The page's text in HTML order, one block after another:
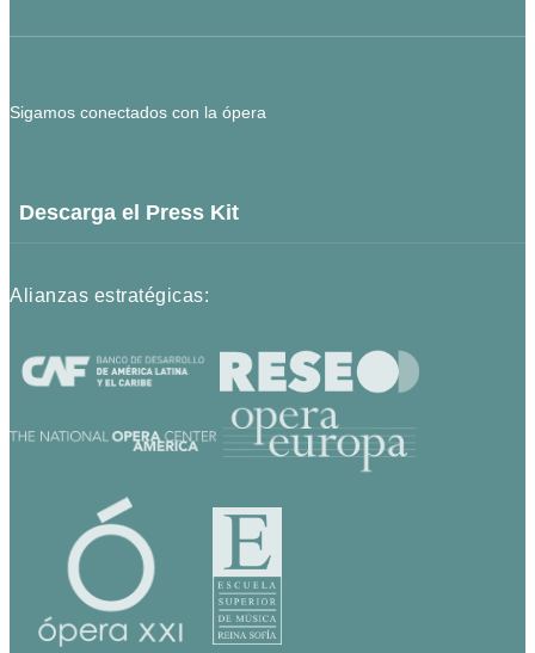
Sigamos conectados con la ópera
Descarga el Press Kit
Alianzas estratégicas: